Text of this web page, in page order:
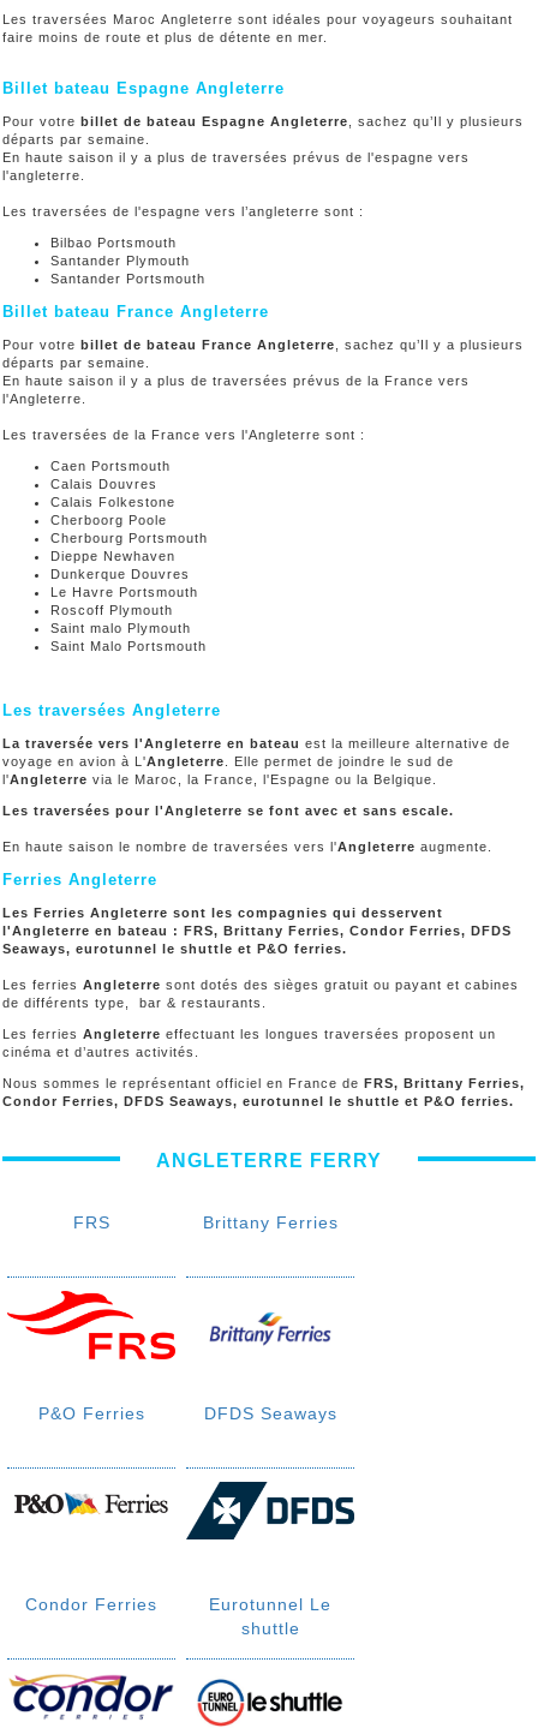
Les traversées Maroc Angleterre sont idéales pour voyageurs souhaitant
faire moins de route et plus de détente en mer.
Billet bateau Espagne Angleterre
Pour votre billet de bateau Espagne Angleterre , sachez qu’Il y plusieurs
départs par semaine.
En haute saison il y a plus de traversées prévus de l'espagne vers
l'angleterre.
Les traversées de l'espagne vers l’angleterre sont :
Bilbao Portsmouth
Santander Plymouth
Santander Portsmouth
Billet bateau France Angleterre
Pour votre billet de bateau France Angleterre , sachez qu’Il y a plusieurs
départs par semaine.
En haute saison il y a plus de traversées prévus de la France vers
l'Angleterre.
Les traversées de la France vers l'Angleterre sont :
Caen Portsmouth
Calais Douvres
Calais Folkestone
Cherboorg Poole
Cherbourg Portsmouth
Dieppe Newhaven
Dunkerque Douvres
Le Havre Portsmouth
Roscoff Plymouth
Saint malo Plymouth
Saint Malo Portsmouth
Les traversées Angleterre
La traversée vers l'Angleterre en bateau est la meilleure alternative de
voyage en avion à L'Angleterre . Elle permet de joindre le sud de
l'Angleterre via le Maroc, la France, l'Espagne ou la Belgique.
Les traversées pour l'Angleterre se font avec et sans escale.
En haute saison le nombre de traversées vers l'Angleterre augmente.
Ferries Angleterre
Les Ferries Angleterre sont les compagnies qui desservent
l'Angleterre en bateau : FRS, Brittany Ferries, Condor Ferries, DFDS
Seaways, eurotunnel le shuttle et P&O ferries.
Les ferries Angleterre sont dotés des sièges gratuit ou payant et cabines
de différents type, bar & restaurants.
Les ferries Angleterre effectuant les longues traversées proposent un
cinéma et d’autres activités.
Nous sommes le représentant officiel en France de FRS, Brittany Ferries,
Condor Ferries, DFDS Seaways, eurotunnel le shuttle et P&O ferries.
ANGLETERRE FERRY
FRS Brittany Ferries
P&O Ferries DFDS Seaways
Condor Ferries
Eurotunnel Le
shuttle